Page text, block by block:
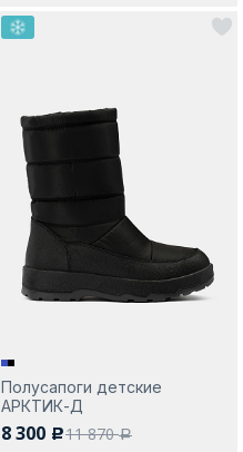
Полусапоги детские
АРКТИК-Д
8 300 c11 870a